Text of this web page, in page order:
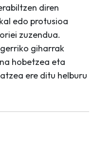
diren
edo protusioa
zuzendua.
giharrak
hobetzea eta
ere ditu helburu